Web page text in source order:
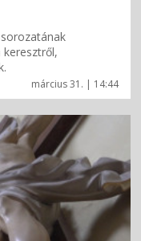
március 31. | 14:44
keresztről,